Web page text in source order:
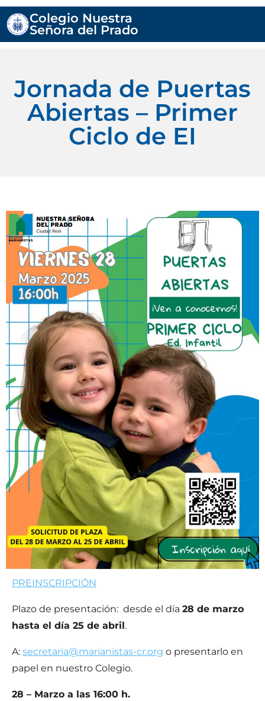
Colegio Nuestra
Señora del Prado
Jornada de Puertas
Abiertas – Primer
Ciclo de EI
PREINSCRIPCIÓN
Plazo de presentación: desde el día 28 de marzo
hasta el día 25 de abril.
A: secretaria@marianistas-cr.org o presentarlo en
papel en nuestro Colegio.
28 – Marzo a las 16:00 h.